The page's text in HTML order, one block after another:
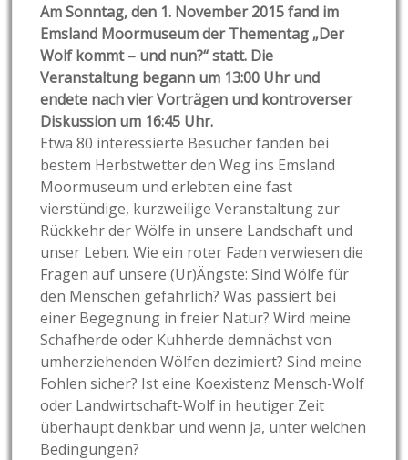
Am Sonntag, den 1. November 2015 fand im
Emsland Moormuseum der Thementag „Der
Wolf kommt – und nun?“ statt. Die
Veranstaltung begann um 13:00 Uhr und
endete nach vier Vorträgen und kontroverser
Diskussion um 16:45 Uhr.
Etwa 80 interessierte Besucher fanden bei
bestem Herbstwetter den Weg ins Emsland
Moormuseum und erlebten eine fast
vierstündige, kurzweilige Veranstaltung zur
Rückkehr der Wölfe in unsere Landschaft und
unser Leben. Wie ein roter Faden verwiesen die
Fragen auf unsere (Ur)Ängste: Sind Wölfe für
den Menschen gefährlich? Was passiert bei
einer Begegnung in freier Natur? Wird meine
Schafherde oder Kuhherde demnächst von
umherziehenden Wölfen dezimiert? Sind meine
Fohlen sicher? Ist eine Koexistenz Mensch-Wolf
oder Landwirtschaft-Wolf in heutiger Zeit
überhaupt denkbar und wenn ja, unter welchen
Bedingungen?